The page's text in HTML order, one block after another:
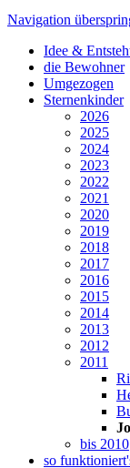
Navigation
Idee &
die Bewohner
Umgezogen
Sternenkinder
2026
2025
2024
2023
2022
2021
2020
2019
2018
2017
2016
2015
2014
2013
2012
2011
bis 2010
so